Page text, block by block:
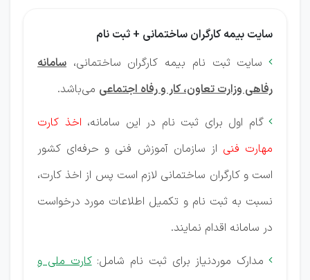
سایت بیمه کارگران ساختمانی + ثبت نام
 سایت ثبت نام بیمه کارگران ساختمانی، سامانه
رفاهی وزارت تعاون، کار و رفاه اجتماعی می‌باشد.
 گام اول برای ثبت نام در این سامانه، اخذ کارت
مهارت فنی از سازمان آموزش فنی و حرفه‌ای کشور
است و کارگران ساختمانی لازم است پس از اخذ کارت،
نسبت به ثبت نام و تکمیل اطلاعات مورد درخواست
در سامانه اقدام نمایند.
 مدارک موردنیاز برای ثبت نام شامل:کارت ملی و